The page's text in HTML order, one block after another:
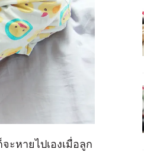
หายไปเองเมื่อลูก